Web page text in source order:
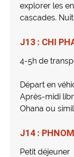
explorer les
cascades.
J13 : CHI
4-5h de
Départ en
Après-midi
Ohana ou
J14 :
Petit déjeuner